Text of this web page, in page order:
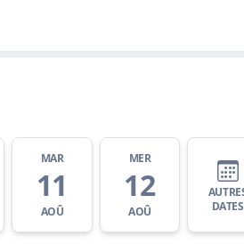
MAR
11
AOÛ
MER
12
AOÛ
DATES